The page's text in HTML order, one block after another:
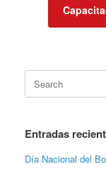
Search
for:
Entradas
Día Nacional del